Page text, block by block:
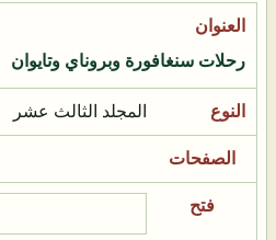
رحلات سنغافورة وبروناي وتايوان
المجلد الثالث عشر